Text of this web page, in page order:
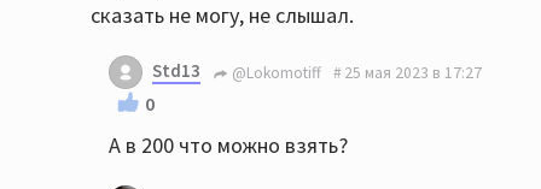
сказать не могу, не слышал.
Std13 @Lokomotiff 25 мая 2023 в 17:27
0
А в 200 что можно взять?